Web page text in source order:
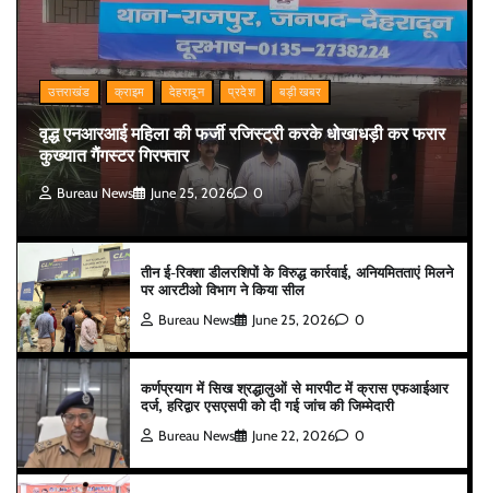
उत्तराखंड क्राइम देहरादून प्रदेश बड़ी खबर
वृद्ध एनआरआई महिला की फर्जी रजिस्ट्री करके धोखाधड़ी कर फरार
कुख्यात गैंगस्टर गिरफ्तार
Bureau News June 25, 2026 0
तीन ई-रिक्शा डीलरशिपों के विरुद्ध कार्रवाई, अनियमितताएं मिलने
पर आरटीओ विभाग ने किया सील
Bureau News June 25, 2026 0
कर्णप्रयाग में सिख श्रद्धालुओं से मारपीट में क्रास एफआईआर
दर्ज, हरिद्वार एसएसपी को दी गई जांच की जिम्मेदारी
Bureau News June 22, 2026 0